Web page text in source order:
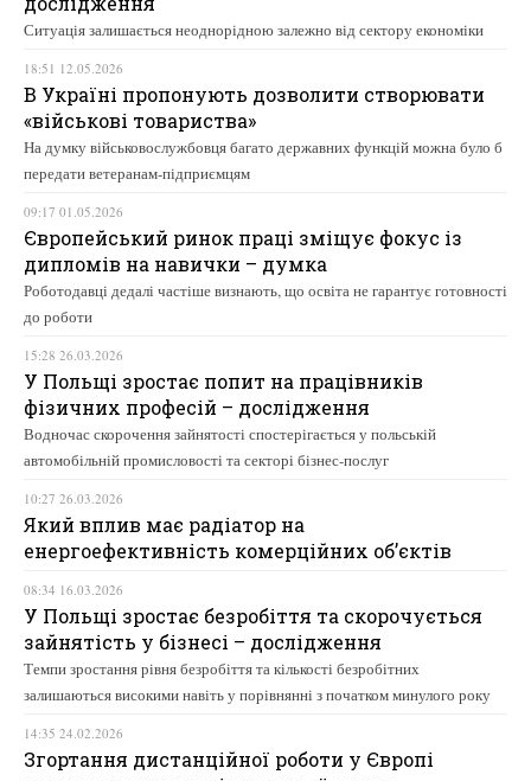
Ситуація залишається неоднорідною залежно від сектору економіки
18:51 12.05.2026
В Україні пропонують дозволити створювати
«військові товариства»
На думку військовослужбовця багато державних функцій можна було б
передати ветеранам-підприємцям
09:17 01.05.2026
Європейський ринок праці зміщує фокус із
дипломів на навички – думка
Роботодавці дедалі частіше визнають, що освіта не гарантує готовності
до роботи
15:28 26.03.2026
У Польщі зростає попит на працівників
фізичних професій – дослідження
Водночас скорочення зайнятості спостерігається у польській
автомобільній промисловості та секторі бізнес-послуг
10:27 26.03.2026
Який вплив має радіатор на
енергоефективність комерційних об’єктів
08:34 16.03.2026
У Польщі зростає безробіття та скорочується
зайнятість у бізнесі – дослідження
Темпи зростання рівня безробіття та кількості безробітних
залишаються високими навіть у порівнянні з початком минулого року
14:35 24.02.2026
Згортання дистанційної роботи у Європі